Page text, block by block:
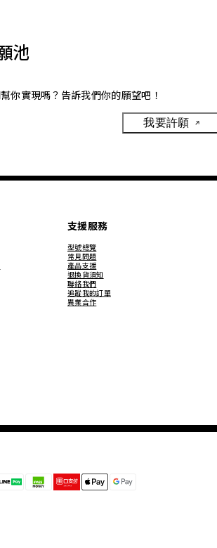
池
你實現嗎？告訴我們你的願望吧！
我要許願
支援服務
型號總覽
常見問題
產品支援
退換貨須知
聯絡我們
追蹤我的訂單
異業合作